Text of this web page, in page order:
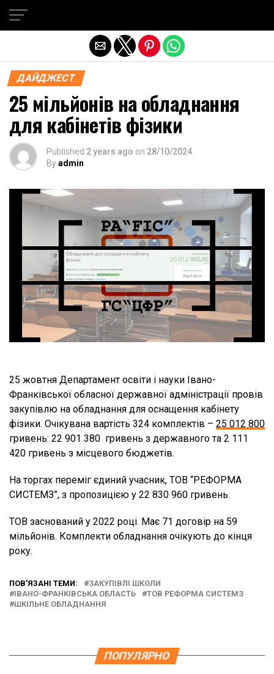
ДАЙДЖЕСТ
25 мільйонів на обладнання
для кабінетів фізики
Published 2 years ago on 28/10/2024
Byadmin
25 жовтня Департамент освіти і науки Івано-
Франківської обласної державної адміністрації провів
закупівлю на обладнання для оснащення кабінету
фізики. Очікувана вартість 324 комплектів – 25 012 800
гривень: 22 901 380 гривень з державного та 2 111
420 гривень з місцевого бюджетів.
На торгах переміг єдиний учасник, ТОВ “РЕФОРМА
СИСТЕМЗ”, з пропозицією у 22 830 960 гривень.
ТОВ заснований у 2022 році. Має 71 договір на 59
мільйонів. Комплекти обладнання очікують до кінця
року.
ПОВ’ЯЗАНІ ТЕМИ:
ЗАКУПІВЛІ ШКОЛИ
ІВАНО-ФРАНКІВСЬКА ОБЛАСТЬ
ТОВ РЕФОРМА СИСТЕМЗ
ШКІЛЬНЕ ОБЛАДНАННЯ
ПОПУЛЯРНО